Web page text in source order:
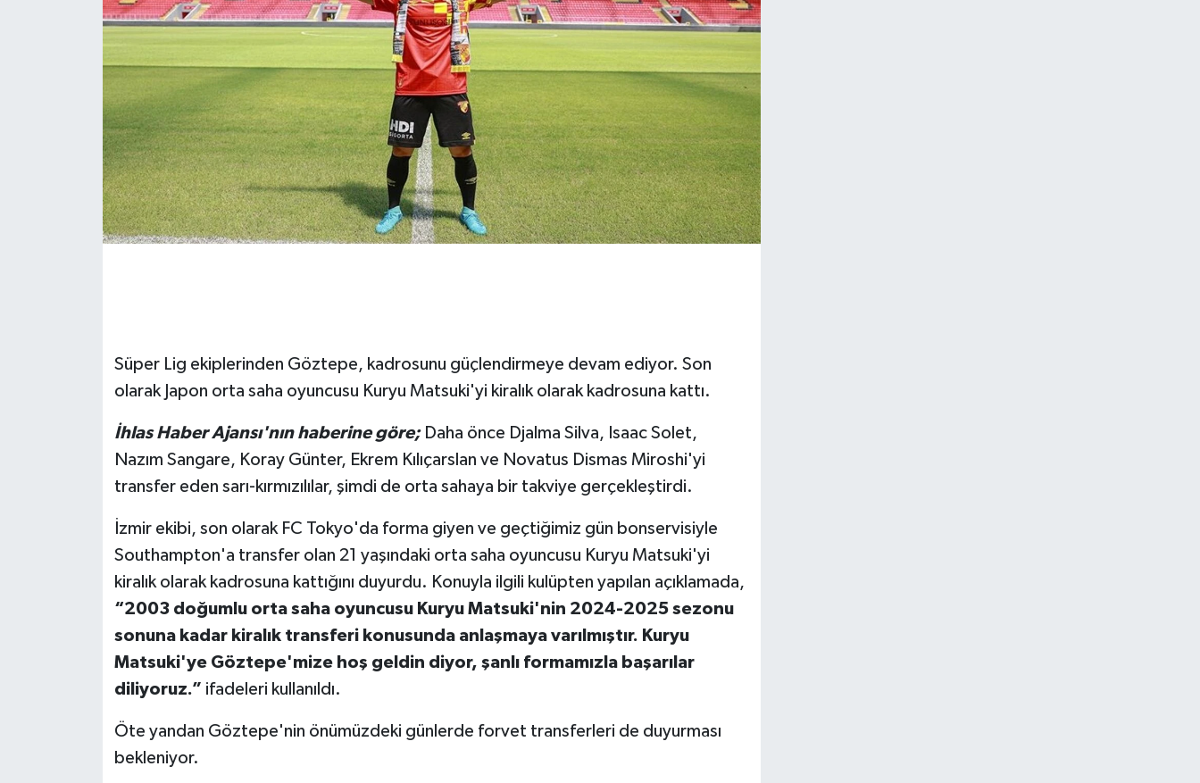
Süper Lig ekiplerinden Göztepe, kadrosunu güçlendirmeye devam ediyor. Son
olarak Japon orta saha oyuncusu Kuryu Matsuki'yi kiralık olarak kadrosuna kattı.
İhlas Haber Ajansı'nın haberine göre;Daha önce Djalma Silva, Isaac Solet,
Nazım Sangare, Koray Günter, Ekrem Kılıçarslan ve Novatus Dismas Miroshi'yi
transfer eden sarı-kırmızılılar, şimdi de orta sahaya bir takviye gerçekleştirdi.
İzmir ekibi, son olarak FC Tokyo'da forma giyen ve geçtiğimiz gün bonservisiyle
Southampton'a transfer olan 21 yaşındaki orta saha oyuncusu Kuryu Matsuki'yi
kiralık olarak kadrosuna kattığını duyurdu. Konuyla ilgili kulüpten yapılan açıklamada,
“2003 doğumlu orta saha oyuncusu Kuryu Matsuki'nin 2024-2025 sezonu
sonuna kadar kiralık transferi konusunda anlaşmaya varılmıştır. Kuryu
Matsuki'ye Göztepe'mize hoş geldin diyor, şanlı formamızla başarılar
diliyoruz.” ifadeleri kullanıldı.
Öte yandan Göztepe'nin önümüzdeki günlerde forvet transferleri de duyurması
bekleniyor.